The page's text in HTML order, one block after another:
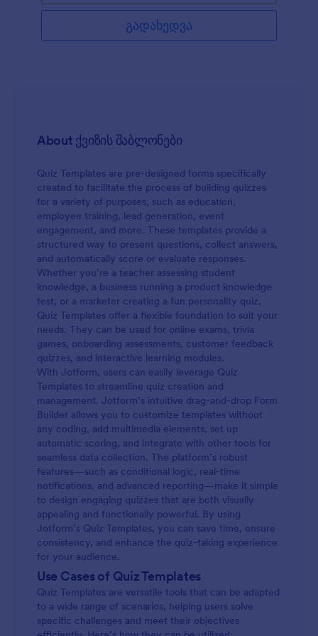
გადახედვა
About ქვიზის შაბლონები
Quiz Templates are pre-designed forms specifically
created to facilitate the process of building quizzes
for a variety of purposes, such as education,
employee training, lead generation, event
engagement, and more. These templates provide a
structured way to present questions, collect answers,
and automatically score or evaluate responses.
Whether you’re a teacher assessing student
knowledge, a business running a product knowledge
test, or a marketer creating a fun personality quiz,
Quiz Templates offer a flexible foundation to suit your
needs. They can be used for online exams, trivia
games, onboarding assessments, customer feedback
quizzes, and interactive learning modules.
With Jotform, users can easily leverage Quiz
Templates to streamline quiz creation and
management. Jotform’s intuitive drag-and-drop Form
Builder allows you to customize templates without
any coding, add multimedia elements, set up
automatic scoring, and integrate with other tools for
seamless data collection. The platform’s robust
features—such as conditional logic, real-time
notifications, and advanced reporting—make it simple
to design engaging quizzes that are both visually
appealing and functionally powerful. By using
Jotform’s Quiz Templates, you can save time, ensure
consistency, and enhance the quiz-taking experience
for your audience.
Use Cases of Quiz Templates
Quiz Templates are versatile tools that can be adapted
to a wide range of scenarios, helping users solve
specific challenges and meet their objectives